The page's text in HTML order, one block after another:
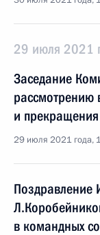
29 июля 2021
Заседание
рассмотрению
и
29 июля 2021 года,
Поздравление
в командных